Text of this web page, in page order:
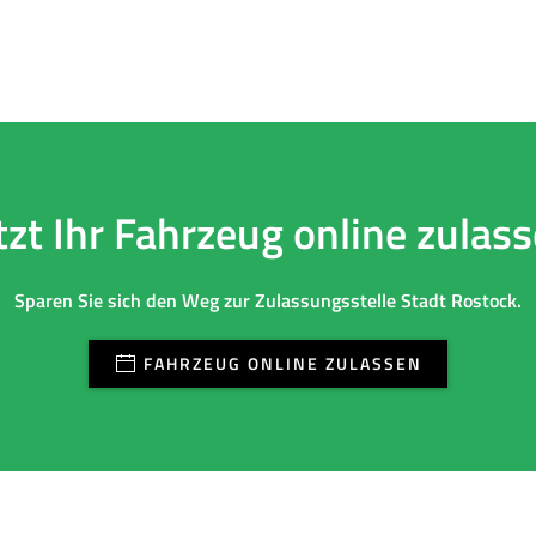
Ihr Fahrzeug online
Sparen Sie sich den Weg zur Zulassungsstelle Stadt Rostock.
FAHRZEUG ONLINE ZULASSEN